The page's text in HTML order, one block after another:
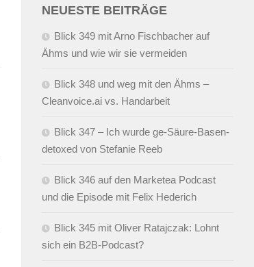
NEUESTE BEITRÄGE
Blick 349 mit Arno Fischbacher auf
Ähms und wie wir sie vermeiden
Blick 348 und weg mit den Ähms –
Cleanvoice.ai vs. Handarbeit
Blick 347 – Ich wurde ge-Säure-Basen-
detoxed von Stefanie Reeb
Blick 346 auf den Marketea Podcast
und die Episode mit Felix Hederich
Blick 345 mit Oliver Ratajczak: Lohnt
sich ein B2B-Podcast?